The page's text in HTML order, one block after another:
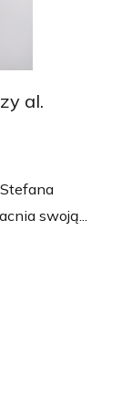
al.
swoją...